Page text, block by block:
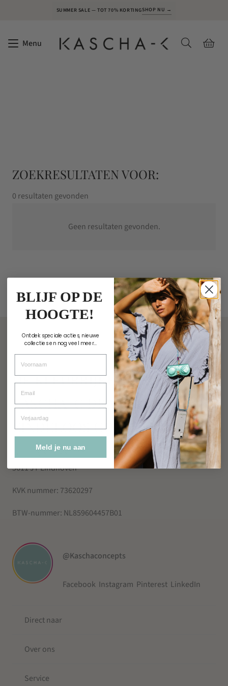
SUMMER SALE — TOT 70% KORTINGSHOP NU →
Menu
ZOEKRESULTATEN VOOR:
0 resultaten gevonden
Geen resultaten gevonden.
DE KLEURRIJKE WERELD VAN
KASCHA-C DRAAIT OM
EINDELOOS COMBINEREN
Adres: Kleine Berg 77,
5611 JT Eindhoven
KVK nummer: 73620297
BTW-nummer: NL859604457B01
@Kaschaconcepts
Facebook Instagram Pinterest LinkedIn
Direct naar
Over ons
Service
BLIJF OP DE
HOOGTE!
Ontdek speciale acties, nieuwe
collecties en nog veel meer...
Voornaam
Email
Verjaardag
Meld je nu aan